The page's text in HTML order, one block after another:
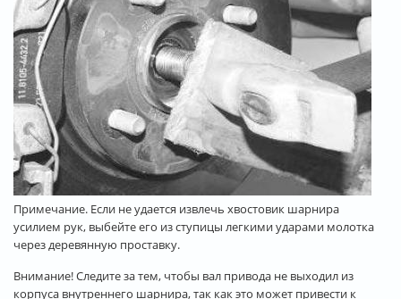
Примечание. Если не удается извлечь хвостовик шарнира
усилием рук, выбейте его из ступицы легкими ударами молотка
через деревянную проставку.
Внимание! Следите за тем, чтобы вал привода не выходил из
корпуса внутреннего шарнира, так как это может привести к